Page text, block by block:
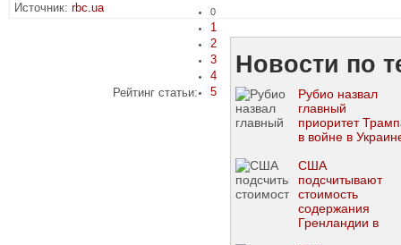
Источник: rbc.ua
Рейтинг статьи:
0
1
2
3
4
5
Новости по
Рубио назвал
главный
приоритет
в войне в
США
подсчитывают
стоимость
содержания
Гренландии в